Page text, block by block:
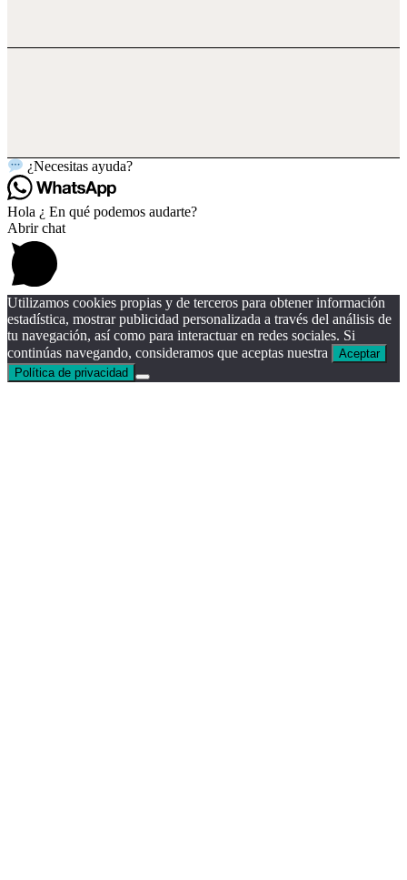
¿Necesitas ayuda?
Hola ¿ En qué podemos audarte?
Abrir chat
Utilizamos cookies propias y de terceros para obtener información
estadística, mostrar publicidad personalizada a través del análisis de
tu navegación, así como para interactuar en redes sociales. Si
continúas navegando, consideramos que aceptas nuestra
Aceptar
Política de privacidad